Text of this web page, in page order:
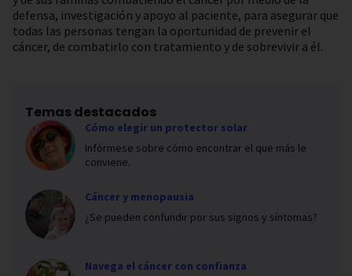
defensa, investigación y apoyo al paciente, para asegurar que
todas las personas tengan la oportunidad de prevenir el
cáncer, de combatirlo con tratamiento y de sobrevivir a él.
Temas destacados
Cómo elegir un protector solar
Infórmese sobre cómo encontrar el que más le
conviene.
Cáncer y menopausia
¿Se pueden confundir por sus signos y síntomas?
Navega el cáncer con confianza